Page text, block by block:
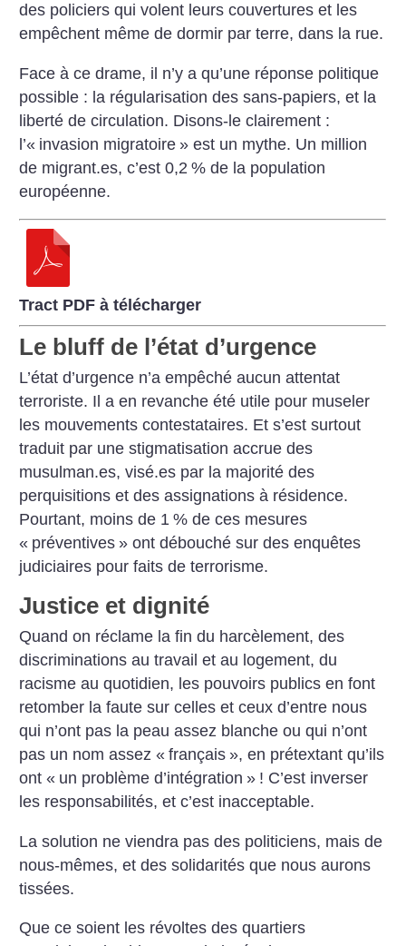
des policiers qui volent leurs couvertures et les
empêchent même de dormir par terre, dans la rue.
Face à ce drame, il n’y a qu’une réponse politique
possible : la régula­risation des sans-papiers, et la
liberté de circulation. Disons-le clairement :
l’« invasion mi­gratoire » est un mythe. Un million
de migrant.es, c’est 0,2 % de la population
européenne.
Tract PDF à télécharger
Le bluff de l’état d’urgence
L’état d’urgence n’a empêché aucun attentat
terroriste. Il a en revanche été utile pour museler
les mouve­ments contestataires. Et s’est surtout
traduit par une stigmatisation accrue des
musulman.es, visé.es par la majorité des
perquisitions et des assignations à résidence.
Pourtant, moins de 1 % de ces mesures
« préventives » ont débouché sur des enquêtes
judiciaires pour faits de terrorisme.
Justice et dignité
Quand on réclame la fin du har­cèlement, des
discriminations au travail et au logement, du
racisme au quotidien, les pouvoirs publics en font
retomber la faute sur celles et ceux d’entre nous
qui n’ont pas la peau assez blanche ou qui n’ont
pas un nom assez « français », en prétextant qu’ils
ont « un problème d’intégration » ! C’est inverser
les responsabilités, et c’est inacceptable.
La solution ne viendra pas des politiciens, mais de
nous-mêmes, et des solidarités que nous aurons
tissées.
Que ce soient les révoltes des quartiers